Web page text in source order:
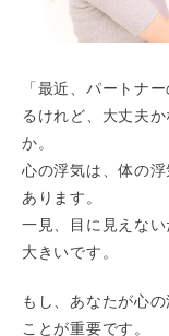
「最近、パートナ
るけれど、大丈夫
か。
心の浮気は、体の
あります。
一見、目に見えな
大きいです。
もし、あなたが心
ことが重要です。